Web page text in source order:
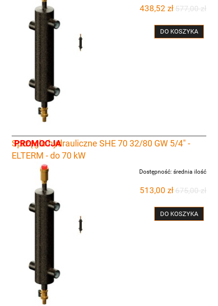
438,52 zł577,00 zł
DO KOSZYKA
Sprzęgło hydrauliczne SHE 70 32/80 GW 5/4" -
ELTERM - do 70 kW
Dostępność: średnia ilość
513,00 zł675,00 zł
DO KOSZYKA
PROMOCJA